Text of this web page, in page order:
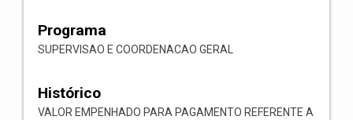
Programa
SUPERVISAO E COORDENACAO GERAL
Histórico
VALOR EMPENHADO PARA PAGAMENTO REFERENTE A